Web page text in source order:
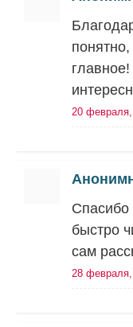
20
Спасибо
быстро
сам
28